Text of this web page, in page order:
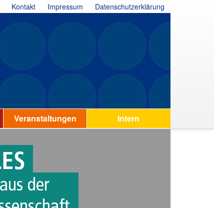
Kontakt Impressum Datenschutzerklärung
Veranstaltungen Intern